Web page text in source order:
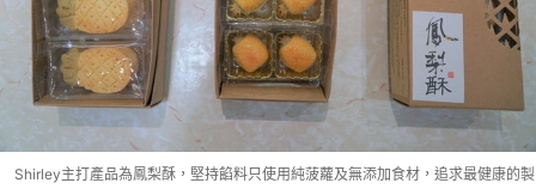
Shirley主打產品為鳳梨酥，堅持餡料只使用純菠蘿及無添加食材，追求最健康的製